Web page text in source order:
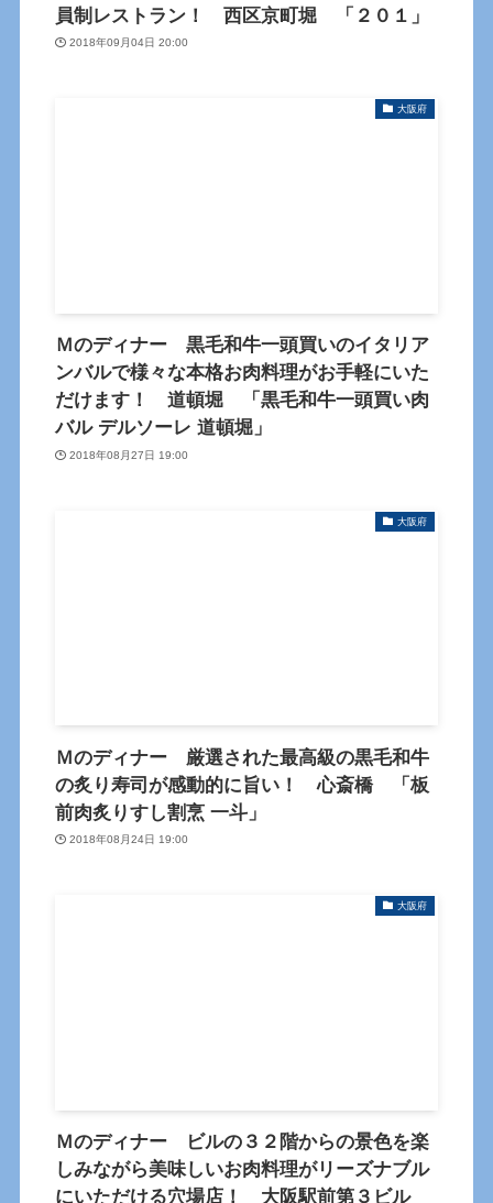
員制レストラン！ 西区京町堀 「２０１」
2018年09月04日 20:00
大阪府
Ｍのディナー 黒毛和牛一頭買いのイタリア
ンバルで様々な本格お肉料理がお手軽にいた
だけます！ 道頓堀 「黒毛和牛一頭買い肉
バル デルソーレ 道頓堀」
2018年08月27日 19:00
大阪府
Ｍのディナー 厳選された最高級の黒毛和牛
の炙り寿司が感動的に旨い！ 心斎橋 「板
前肉炙りすし割烹 一斗」
2018年08月24日 19:00
大阪府
Ｍのディナー ビルの３２階からの景色を楽
しみながら美味しいお肉料理がリーズナブル
にいただける穴場店！ 大阪駅前第３ビル